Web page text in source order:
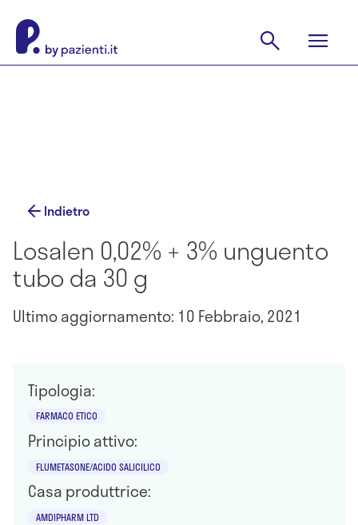
Indietro
Losalen 0,02% + 3% unguento
tubo da 30 g
Ultimo aggiornamento: 10 Febbraio, 2021
Tipologia:
FARMACO ETICO
Principio attivo:
FLUMETASONE/ACIDO SALICILICO
Casa produttrice:
AMDIPHARM LTD